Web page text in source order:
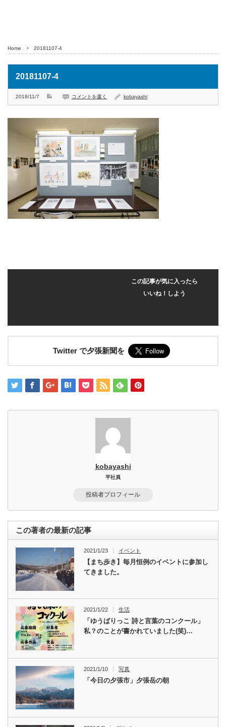
Home 20181107-4
20181107-4
2018/11/7 コメントを書く kobayashi
この記事が気に入ったら
いいね！しよう
Twitter で夕張新聞を
kobayashi
平社員
投稿者プロフィール
この著者の最新の記事
2021/1/23 イベント
【まち歩き】毎月恒例のイベントに参加し
てきました。
2021/1/22 生活
「ゆうばりっこ 詩と言葉のコンクール」
私？のことが書かれていました(笑)…
2021/1/10 写真
「今日の夕張市」夕張岳の朝